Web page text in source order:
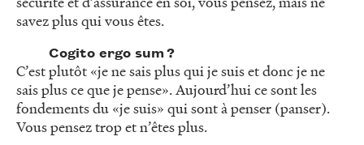
savez plus qui vous êtes.
Cogito ergo sum ?
C’est plutôt «je ne sais plus qui je suis et donc je ne
sais plus ce que je pense». Aujourd’hui ce sont les
fondements du «je suis» qui sont à penser (panser).
Vous pensez trop et n’êtes plus.